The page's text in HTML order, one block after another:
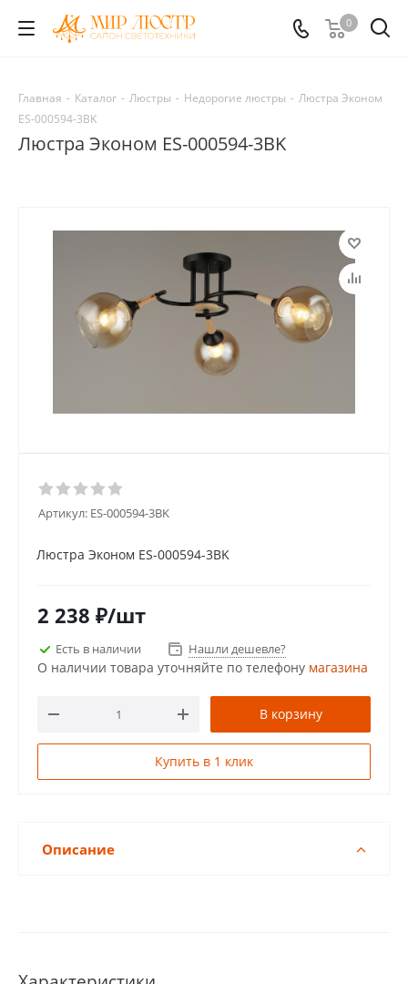
0
Главная - Каталог - Люстры - Недорогие люстры - Люстра Эконом
ES-000594-3BK
Люстра Эконом ES-000594-3BK
Артикул: ES-000594-3BK
Люстра Эконом ES-000594-3BK
2 238 ₽/шт
Есть в наличии Нашли дешевле?
О наличии товара уточняйте по телефону магазина
В корзину
Купить в 1 клик
Описание